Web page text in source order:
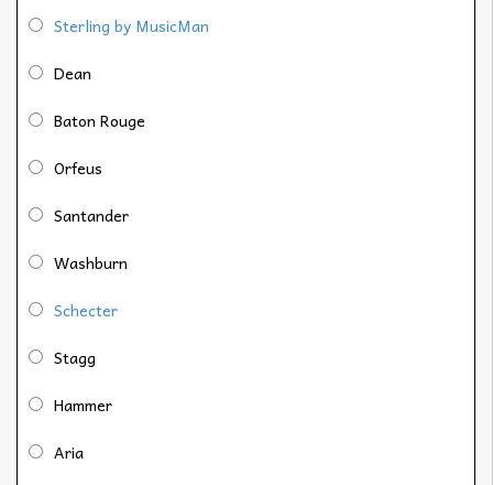
Sterling by MusicMan
Dean
Baton Rouge
Orfeus
Santander
Washburn
Schecter
Stagg
Hammer
Aria